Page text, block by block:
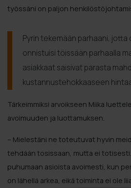
työssäni on paljon
Pyrin tekemään parhaani, jotta
onnistuisi töissään parhaalla
asiakkaat saisivat parasta
kustannustehokkaaseen
Tärkeimmiksi arvoikseen Miika
avoimuuden ja luottamuksen.
– Mielestäni ne toteutuvat hyvin
tehdään tosissaan, mutta ei
puhumaan asioista avoimesti, kun
on lähellä arkea, eikä toiminta ei ole